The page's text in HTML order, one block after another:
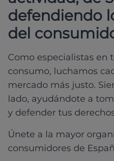
defendiendo
del
Como especialistas en
consumo, luchamos
mercado más justo.
lado, ayudándote a
y defender tus
Únete a la mayor
consumidores de